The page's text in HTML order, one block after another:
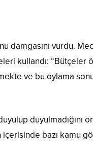
vurdu.
kullandı:
ve bu oylama
duyulmadığını
bazı kamu